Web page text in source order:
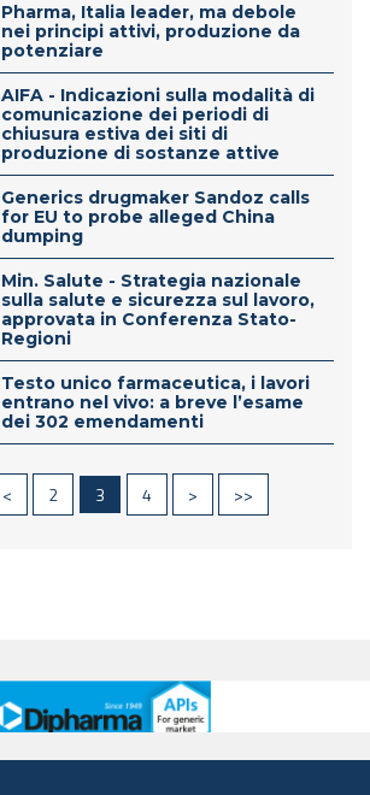
Pharma, Italia leader, ma debole
nei principi attivi, produzione da
potenziare
AIFA - Indicazioni sulla modalità di
comunicazione dei periodi di
chiusura estiva dei siti di
produzione di sostanze attive
Generics drugmaker Sandoz calls
for EU to probe alleged China
dumping
Min. Salute - Strategia nazionale
sulla salute e sicurezza sul lavoro,
approvata in Conferenza Stato-
Regioni
Testo unico farmaceutica, i lavori
entrano nel vivo: a breve l’esame
dei 302 emendamenti
< 2 3 4 > >>